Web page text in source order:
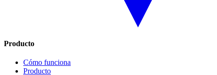
Producto
Cómo funciona
Producto